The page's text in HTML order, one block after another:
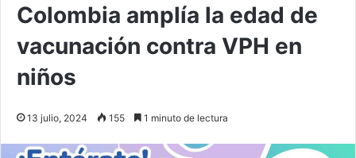
Colombia amplía la edad de
vacunación contra VPH en
niños
13 julio, 2024 155 1 minuto de lectura